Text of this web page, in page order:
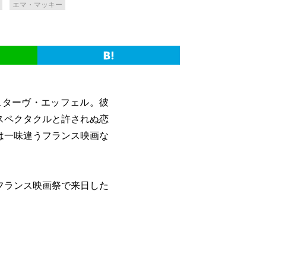
エマ・マッキー
ーヴ・エッフェル。彼
クタクルと許されぬ恋
味違うフランス映画な
ンス映画祭で来日した